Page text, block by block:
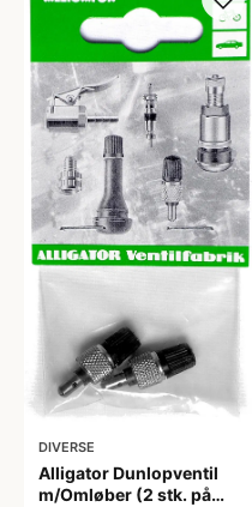
DIVERSE
Alligator Dunlopventil
m/Omløber (2 stk. på